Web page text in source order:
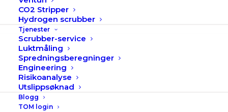
CO2 Stripper
Hydrogen scrubber
Tjenester
Scrubber-service
Luktmåling
Spredningsberegninger
Engineering
Risikoanalyse
Utslippsøknad
Blogg
TOM login
skorstein